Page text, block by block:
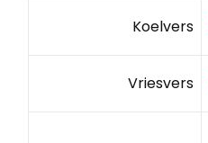
Koelvers
Vriesvers